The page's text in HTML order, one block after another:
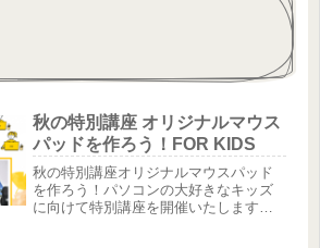
秋の特別講座 オリジナルマウス
パッドを作ろう！FOR KIDS
秋の特別講座オリジナルマウスパッド
を作ろう！パソコンの大好きなキッズ
に向けて特別講座を開催いたします！